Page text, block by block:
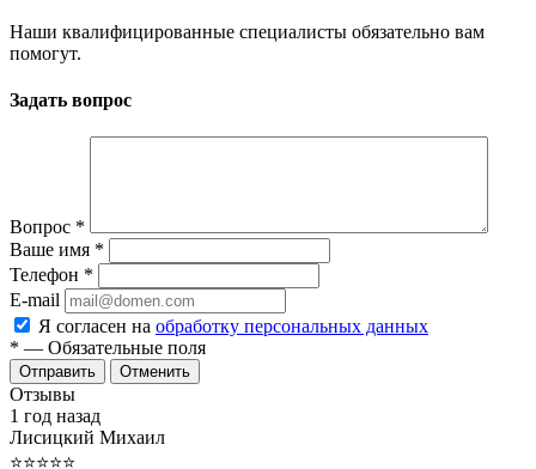
Наши квалифицированные специалисты обязательно вам
помогут.
Задать вопрос
Вопрос *
Ваше имя *
Телефон *
E-mail
Я согласен на обработку персональных данных
* — Обязательные поля
Отменить
Отзывы
1 год назад
Лисицкий Михаил
⭐⭐⭐⭐⭐